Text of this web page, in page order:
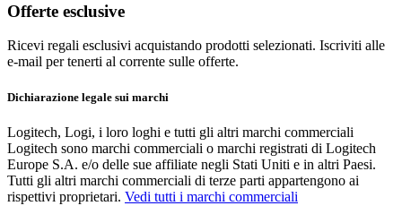
Offerte esclusive
Ricevi regali esclusivi acquistando prodotti selezionati. Iscriviti alle
e-mail per tenerti al corrente sulle offerte.
Dichiarazione legale sui marchi
Logitech, Logi, i loro loghi e tutti gli altri marchi commerciali
Logitech sono marchi commerciali o marchi registrati di Logitech
Europe S.A. e/o delle sue affiliate negli Stati Uniti e in altri Paesi.
Tutti gli altri marchi commerciali di terze parti appartengono ai
rispettivi proprietari. Vedi tutti i marchi commerciali